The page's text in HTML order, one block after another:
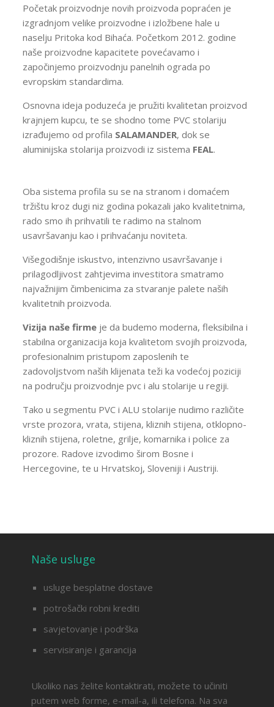
Početak proizvodnje novih proizvoda popraćen je
izgradnjom velike proizvodne i izložbene hale u
naselju Pritoka kod Bihaća. Početkom 2012. godine
naše proizvodne kapacitete povećavamo i
započinjemo proizvodnju panelnih ograda po
evropskim standardima.
Osnovna ideja poduzeća je pružiti kvalitetan proizvod
krajnjem kupcu, te se shodno tome PVC stolariju
izrađujemo od profila SALAMANDER, dok se
aluminijska stolarija proizvodi iz sistema FEAL.
Oba sistema profila su se na stranom i domaćem
tržištu kroz dugi niz godina pokazali jako kvalitetnima,
rado smo ih prihvatili te radimo na stalnom
usavršavanju kao i prihvaćanju noviteta.
Višegodišnje iskustvo, intenzivno usavršavanje i
prilagodljivost zahtjevima investitora smatramo
najvažnijim čimbenicima za stvaranje palete naših
kvalitetnih proizvoda.
Vizija naše firme je da budemo moderna, fleksibilna i
stabilna organizacija koja kvalitetom svojih proizvoda,
profesionalnim pristupom zaposlenih te
zadovoljstvom naših klijenata teži ka vodećoj poziciji
na području proizvodnje pvc i alu stolarije u regiji.
Tako u segmentu PVC i ALU stolarije nudimo različite
vrste prozora, vrata, stijena, kliznih stijena, otklopno-
kliznih stijena, roletne, grilje, komarnika i police za
prozore. Radove izvodimo širom Bosne i
Hercegovine, te u Hrvatskoj, Sloveniji i Austriji.
Naše usluge
usluge besplatne dostave
potrošački robni krediti
savjetovanje i podrška
servisiranje i garancija
Ukoliko nas želite kontaktirati, možete to učiniti
putem web forme, e-mail-a, ili telefona. Na sva